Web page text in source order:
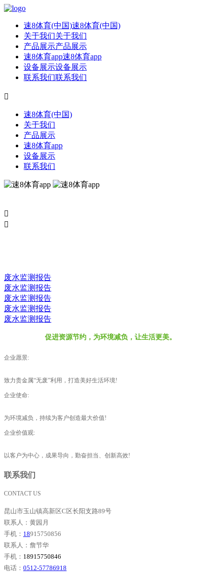
速8体育(中国)速8体育(中国)
关于我们关于我们
产品展示产品展示
速8体育app速8体育app
设备展示设备展示
联系我们联系我们

速8体育(中国)
关于我们
产品展示
速8体育app
设备展示
联系我们


废水监测报告
废水监测报告
废水监测报告
废水监测报告
废水监测报告
促进资源节约，为环境减负，让生活更美。
企业愿景:
致力贵金属“无废”利用，打造美好生活环境!
企业使命:
为环境减负，持续为客户创造最大价值!
企业价值观:
以客户为中心，成果导向，勤奋担当、创新高效!
联系我们
CONTACT US
昆山市玉山镇高新区C区长阳支路89号
联系人：黄园月
手机： 18915750856
联系人：詹节华
手机： 18915750846
电话： 0512-57786918